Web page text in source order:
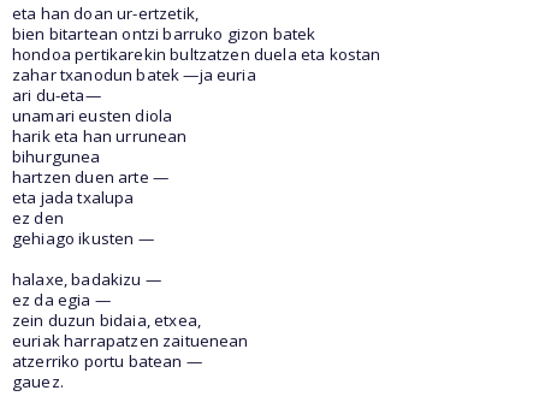
eta han doan ur-ertzetik,
bien bitartean ontzi barruko gizon batek
hondoa pertikarekin bultzatzen duela eta kostan
zahar txanodun batek —ja euria
ari du-eta—
unamari eusten diola
harik eta han urrunean
bihurgunea
hartzen duen arte —
eta jada txalupa
ez den
gehiago ikusten —
halaxe, badakizu —
ez da egia —
zein duzun bidaia, etxea,
euriak harrapatzen zaituenean
atzerriko portu batean —
gauez.